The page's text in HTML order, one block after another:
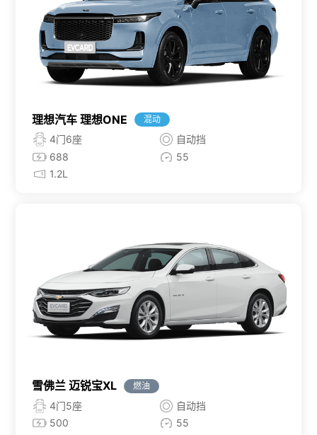
理想汽车 理想ONE 混动
4门6座
自动挡
688
55
1.2L
雪佛兰 迈锐宝XL 燃油
4门5座
自动挡
500
55